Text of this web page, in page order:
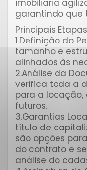
imobiliária
garantindo que
Principais
1.Definição do
tamanho e
alinhados às
2.Análise da
verifica toda a
para a locação,
futuros.
3.Garantias
título de
são opções
do contrato e
análise do